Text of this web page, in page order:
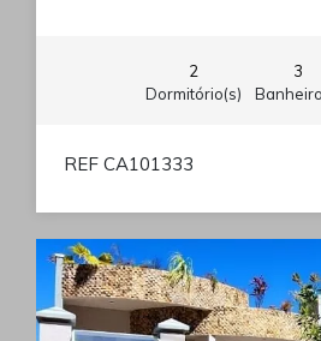
2
Dormitório(s)
3
REF CA101333